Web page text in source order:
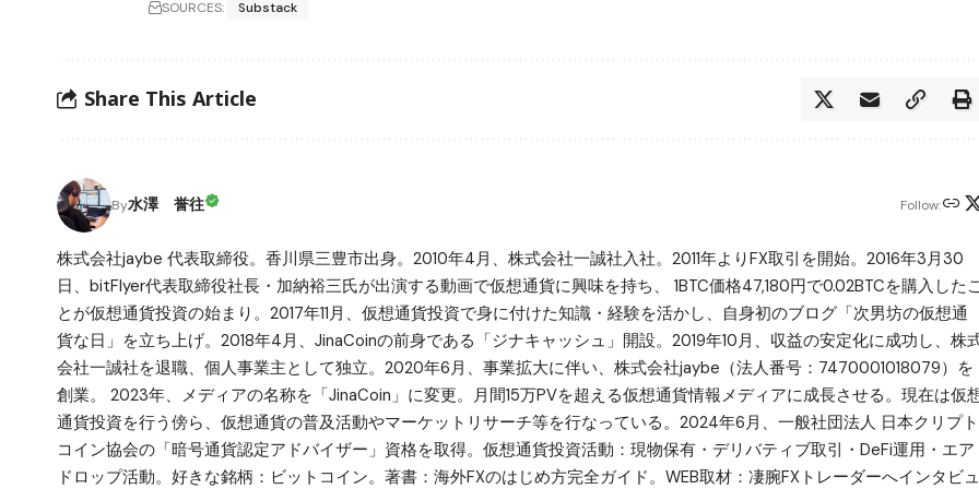
SOURCES:
Substack
Share This Article
By水澤 誉往 Follow:
株式会社jaybe 代表取締役。香川県三豊市出身。2010年4月、株式会社一誠社入社。2011年よりFX取引を開始。2016年3月30
日、bitFlyer代表取締役社長・加納裕三氏が出演する動画で仮想通貨に興味を持ち、 1BTC価格47,180円で0.02BTCを購入したこ
とが仮想通貨投資の始まり。2017年11月、仮想通貨投資で身に付けた知識・経験を活かし、自身初のブログ「次男坊の仮想通
貨な日」を立ち上げ。2018年4月、JinaCoinの前身である「ジナキャッシュ」開設。2019年10月、収益の安定化に成功し、株
会社一誠社を退職、個人事業主として独立。2020年6月、事業拡大に伴い、株式会社jaybe（法人番号：7470001018079）を
創業。 2023年、メディアの名称を「JinaCoin」に変更。月間15万PVを超える仮想通貨情報メディアに成長させる。現在は仮
通貨投資を行う傍ら、仮想通貨の普及活動やマーケットリサーチ等を行なっている。2024年6月、一般社団法人 日本クリプト
コイン協会の「暗号通貨認定アドバイザー」資格を取得。仮想通貨投資活動：現物保有・デリバティブ取引・DeFi運用・エア
ドロップ活動。好きな銘柄：ビットコイン。著書：海外FXのはじめ方完全ガイド。WEB取材：凄腕FXトレーダーへインタビュ